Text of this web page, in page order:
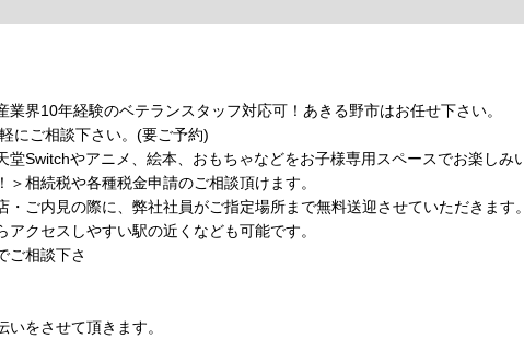
業界10年経験のベテランスタッフ対応可！あきる野市はお任せ下さい。
にご相談下さい。(要ご予約)
堂Switchやアニメ、絵本、おもちゃなどをお子様専用スペースでお楽しみ
＞相続税や各種税金申請のご相談頂けます。
・ご内見の際に、弊社社員がご指定場所まで無料送迎させていただきます
クセスしやすい駅の近くなども可能です。
ご相談下さ
。
をさせて頂きます。